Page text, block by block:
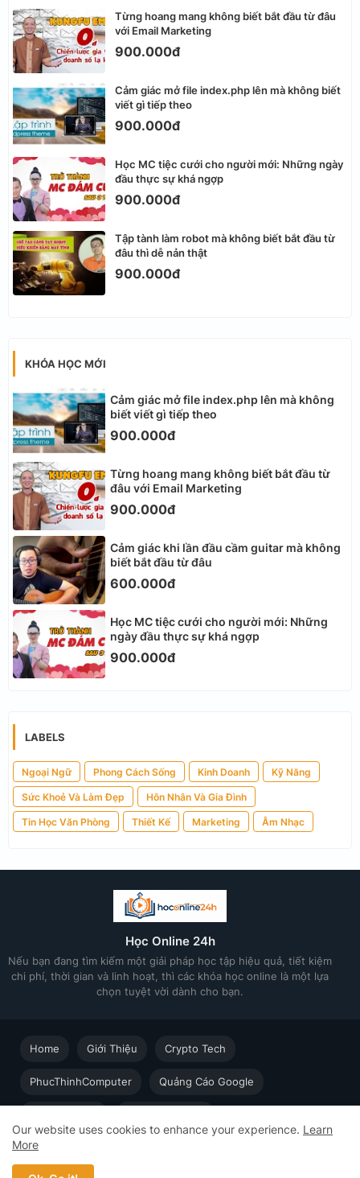
Từng hoang mang không biết bắt đầu từ đâu
với Email Marketing
900.000đ
Cảm giác mở file index.php lên mà không biết
viết gì tiếp theo
900.000đ
Học MC tiệc cưới cho người mới: Những ngày
đầu thực sự khá ngợp
900.000đ
Tập tành làm robot mà không biết bắt đầu từ
đâu thì dễ nản thật
900.000đ
KHÓA HỌC MỚI
Cảm giác mở file index.php lên mà không
biết viết gì tiếp theo
900.000đ
Từng hoang mang không biết bắt đầu từ
đâu với Email Marketing
900.000đ
Cảm giác khi lần đầu cầm guitar mà không
biết bắt đầu từ đâu
600.000đ
Học MC tiệc cưới cho người mới: Những
ngày đầu thực sự khá ngợp
900.000đ
LABELS
Ngoại Ngữ Phong Cách Sống Kinh Doanh Kỹ Năng
Sức Khoẻ Và Làm Đẹp Hôn Nhân Và Gia Đình
Tin Học Văn Phòng Thiết Kế Marketing Âm Nhạc
Học Online 24h
Nếu bạn đang tìm kiếm một giải pháp học tập hiệu quả, tiết kiệm
chi phí, thời gian và linh hoạt, thì các khóa học online là một lựa
chọn tuyệt vời dành cho bạn.
Học Online cùng Chuyên gia - Khóa học trực tuyến dành cho
người đi làm © 2023 - 2026 Học Online 24h - Design by
Home Giới Thiệu Crypto Tech
PhucThinhComputer Quảng Cáo Google
Our website uses cookies to enhance your experience. Learn
More